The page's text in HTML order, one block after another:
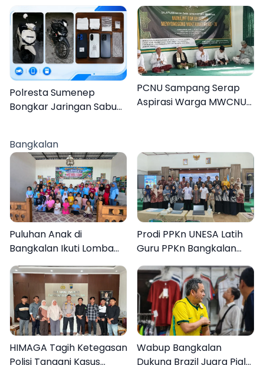
Pria
Anak 27 Tersangka
Polresta Sumenep
Bongkar Jaringan Sabu
PCNU Sampang Serap
Aspirasi Warga MWCNU
Bangkalan
Puluhan Anak di
Bangkalan Ikuti Lomba
Mewarnai Bertema
Liburan Keluarga
Prodi PPKn UNESA Latih
Guru PPKn Bangkalan
dengan Pembelajaran
Inovasi Teknologi
HIMAGA Tagih Ketegasan
Polisi Tangani Kasus
Wabup Bangkalan
Dukung Brazil Juara Piala